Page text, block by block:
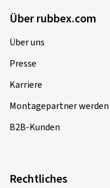
Über rubbex.com
Über uns
Presse
Karriere
Montagepartner werden
B2B-Kunden
Rechtliches